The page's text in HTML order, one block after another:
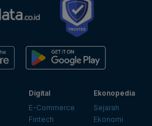
Digital
E-Commerce
Fintech
Ekonopedia
Sejarah
Ekonomi